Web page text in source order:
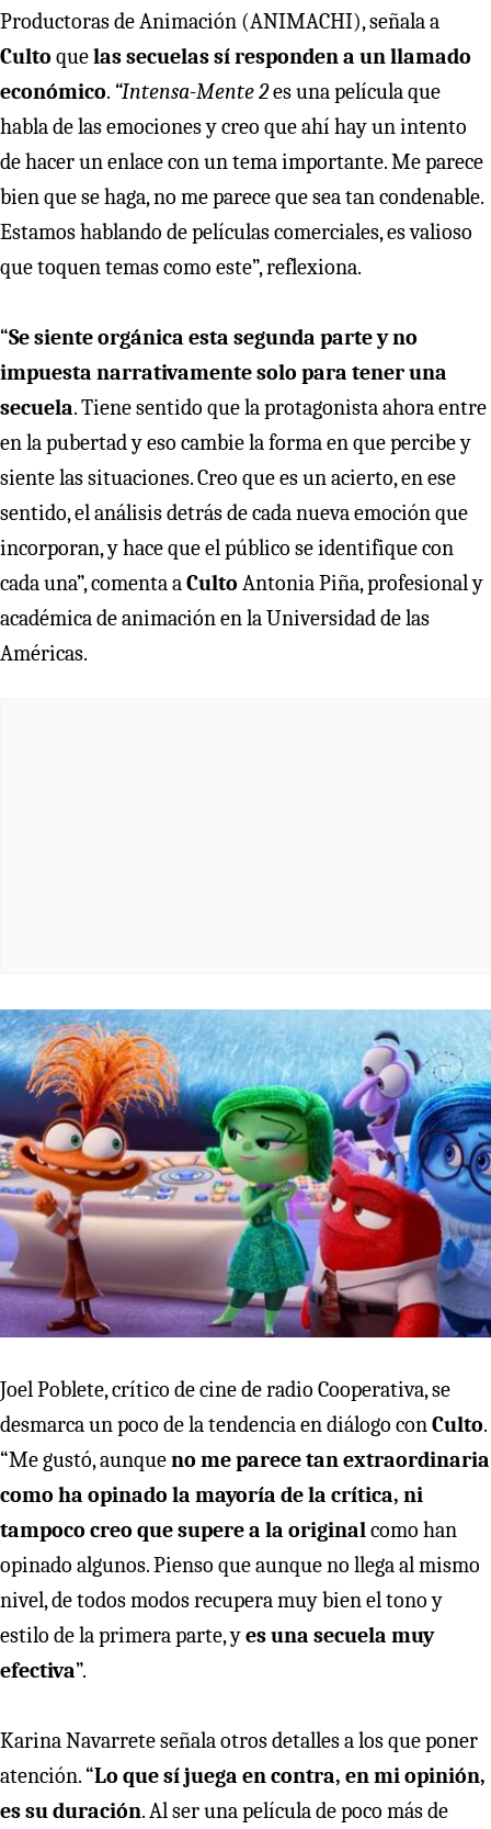
Productoras de Animación (ANIMACHI), señala a
Culto quelas secuelas sí responden a un llamado
económico. “Intensa-Mente 2es una película que
habla de las emociones y creo que ahí hay un intento
de hacer un enlace con un tema importante. Me parece
bien que se haga, no me parece que sea tan condenable.
Estamos hablando de películas comerciales, es valioso
que toquen temas como este”, reflexiona.
“Se siente orgánica esta segunda parte y no
impuesta narrativamente solo para tener una
secuela. Tiene sentido que la protagonista ahora entre
en la pubertad y eso cambie la forma en que percibe y
siente las situaciones. Creo que es un acierto, en ese
sentido, el análisis detrás de cada nueva emoción que
incorporan, y hace que el público se identifique con
cada una”, comenta aCulto Antonia Piña, profesional y
académica de animación en la Universidad de las
Américas.
Joel Poblete, crítico de cine de radio Cooperativa, se
desmarca un poco de la tendencia en diálogo con Culto.
“Me gustó, aunqueno me parece tan extraordinaria
como ha opinado la mayoría de la crítica, ni
tampoco creo que supere a la original como han
opinado algunos. Pienso que aunque no llega al mismo
nivel, de todos modos recupera muy bien el tono y
estilo de la primera parte, yes una secuela muy
efectiva”.
Karina Navarrete señala otros detalles a los que poner
atención. “Lo que sí juega en contra, en mi opinión,
es su duración. Al ser una película de poco más de